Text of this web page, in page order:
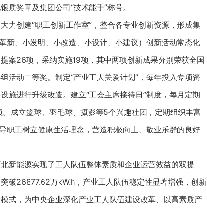
质奖章及集团公司“技术能手”称号。
大力创建“职工创新工作室”，整合各专业创新资源，形成集
新、小发明、小改造、小设计、小建议）创新活动常态化
案26项，采纳实施19项，其中两项创新成果分别荣获全国
活动二等奖。制定“产业工人关爱计划”，每年投入专项资
施进行升级改造。建立“工会主席接待日”制度，每月定期
成立篮球、羽毛球、摄影等5个兴趣社团，定期组织丰富
职工树立健康生活理念，营造积极向上、敬业乐群的良好
新能源实现了工人队伍整体素质和企业运营效益的双提
破26877.62万kW.h，产业工人队伍稳定性显著增强，创新
式，为中央企业深化产业工人队伍建设改革、以高素质产